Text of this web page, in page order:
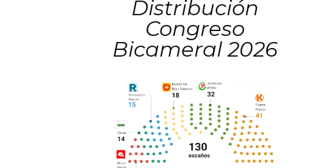
Distribución
Congreso
Bicameral 2026